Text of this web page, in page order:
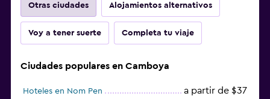
Otras ciudades Alojamientos alternativos
Voy a tener suerte Completa tu viaje
Ciudades populares en Camboya
Hoteles en Nom Pen a partir de $37